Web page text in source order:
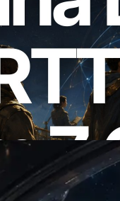
Slot API：新
，Validators